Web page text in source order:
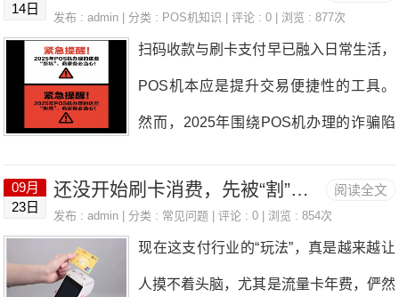
就打了水漂。2024年就有某支付机构出
问题，导致数千用户资金无法到账，损失
惨重——低费率省下的手续费，连资金损
失的零头都不够。低费率POS机还常靠
显示为慈善机构。这会让银行赚不到手续
金路径乱：多机绑同一结算账户、混通
道，清算链混乱易导致资金被卡。3. 监
管连带风险：一台机违规，名下所有机器
可能被排查。4. 账户易冻结：触发风控
14日
发布 : admin | 分类 : POS机知识 | 评论 : 0 | 浏览 : 877次
扫码收款与刷卡支付早已融入日常生活，
POS机本应是提升交易便捷性的工具。
然而，2025年围绕POS机办理的诈骗陷
尽管监管部门持续加大对电销诈骗的打击
阅读全文
09月
23日
还没开始刷卡消费，先被“割”两回，这类POS机坚决别碰！
发布 : admin | 分类 : 常见问题 | 评论 : 0 | 浏览 : 854次
现在这支付行业的“玩法”，真是越来越让
人摸不着头脑，尤其是流量卡年费，俨然